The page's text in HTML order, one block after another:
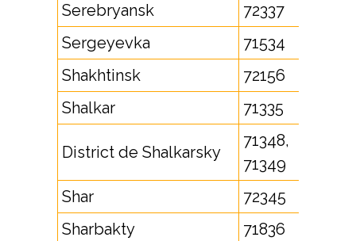
Serebryansk
72337
Sergeyevka
71534
Shakhtinsk
72156
Shalkar
71335
District de Shalkarsky
71348,
71349
Shar
72345
Sharbakty
71836